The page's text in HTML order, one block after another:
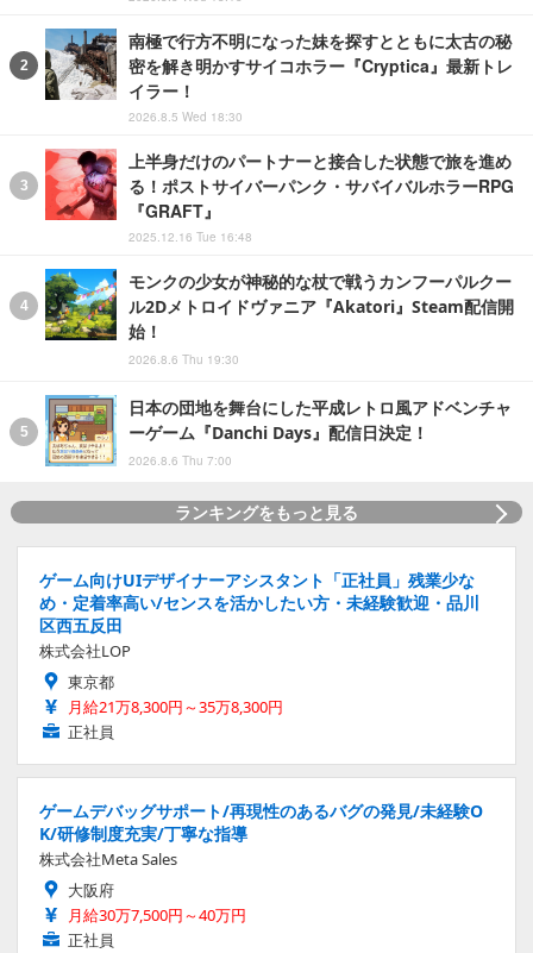
南極で行方不明になった妹を探すとともに太古の秘
密を解き明かすサイコホラー『Cryptica』最新トレ
イラー！
2026.8.5 Wed 18:30
上半身だけのパートナーと接合した状態で旅を進め
る！ポストサイバーパンク・サバイバルホラーRPG
『GRAFT』
2025.12.16 Tue 16:48
モンクの少女が神秘的な杖で戦うカンフーパルクー
ル2Dメトロイドヴァニア『Akatori』Steam配信開
始！
2026.8.6 Thu 19:30
日本の団地を舞台にした平成レトロ風アドベンチャ
ーゲーム『Danchi Days』配信日決定！
2026.8.6 Thu 7:00
ランキングをもっと見る
ゲーム向けUIデザイナーアシスタント「正社員」残業少な
め・定着率高い/センスを活かしたい方・未経験歓迎・品川
区西五反田
株式会社LOP
東京都
月給21万8,300円～35万8,300円
正社員
ゲームデバッグサポート/再現性のあるバグの発見/未経験O
K/研修制度充実/丁寧な指導
株式会社Meta Sales
大阪府
月給30万7,500円～40万円
正社員